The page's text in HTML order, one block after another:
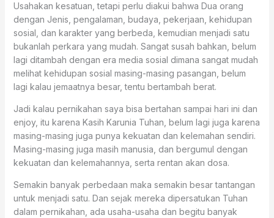
Usahakan kesatuan, tetapi perlu diakui bahwa Dua orang
dengan Jenis, pengalaman, budaya, pekerjaan, kehidupan
sosial, dan karakter yang berbeda, kemudian menjadi satu
bukanlah perkara yang mudah. Sangat susah bahkan, belum
lagi ditambah dengan era media sosial dimana sangat mudah
melihat kehidupan sosial masing-masing pasangan, belum
lagi kalau jemaatnya besar, tentu bertambah berat.
Jadi kalau pernikahan saya bisa bertahan sampai hari ini dan
enjoy, itu karena Kasih Karunia Tuhan, belum lagi juga karena
masing-masing juga punya kekuatan dan kelemahan sendiri.
Masing-masing juga masih manusia, dan bergumul dengan
kekuatan dan kelemahannya, serta rentan akan dosa.
Semakin banyak perbedaan maka semakin besar tantangan
untuk menjadi satu. Dan sejak mereka dipersatukan Tuhan
dalam pernikahan, ada usaha-usaha dan begitu banyak